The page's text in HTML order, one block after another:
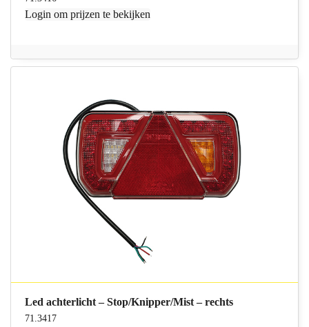
Login om prijzen te bekijken
Led achterlicht – Stop/Knipper/Mist – rechts
71.3417